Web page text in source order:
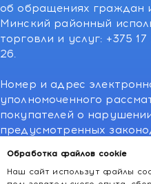
Обработка файлов cookie
Наш сайт использут файлы
об обращениях граждан
Минский районный
торговли и услуг: +375
26.
Номер и адрес
уполномоченного
покупателей о
предусмотренных
операторов),